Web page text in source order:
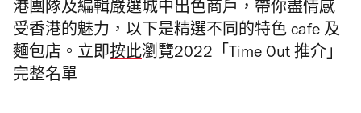
港團隊及編輯嚴選城中出色商戶，帶你盡情感
受香港的魅力，以下是精選不同的特色 cafe 及
麵包店。 立即按此瀏覽2022「Time Out 推介」
完整名單